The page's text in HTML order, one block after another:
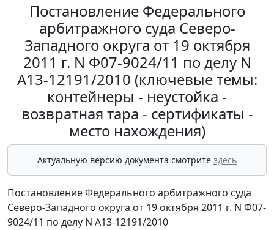
Постановление Федерального
арбитражного суда Северо-
Западного округа от 19 октября
2011 г. N Ф07-9024/11 по делу N
А13-12191/2010 (ключевые темы:
контейнеры - неустойка -
возвратная тара - сертификаты -
место нахождения)
Актуальную версию документа смотрите здесь
Постановление Федерального арбитражного суда
Северо-Западного округа от 19 октября 2011 г. N Ф07-
9024/11 по делу N А13-12191/2010